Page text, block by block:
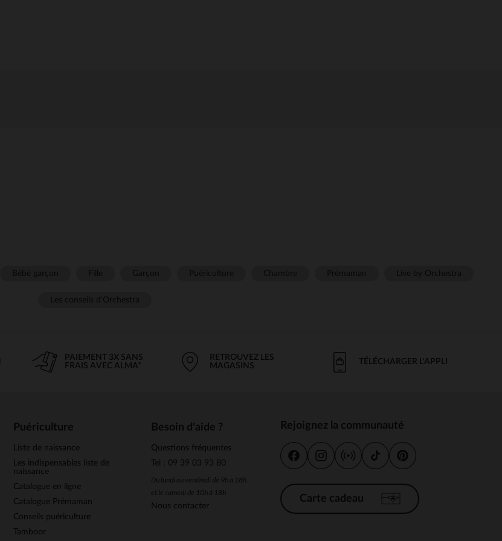
PAIEMENT 3X SANS
FRAIS AVEC ALMA*
RETROUVEZ LES
MAGASINS
TÉLÉCHARGER L'APPLI
Puériculture
Liste de naissance
Les indispensables liste de
naissance
Catalogue en ligne
Catalogue Prémaman
Conseils puériculture
Tamboor
Besoin d'aide ?
Questions fréquentes
Tel : 09 39 03 93 80
Du lundi au vendredi de 9h à 18h
et le samedi de 10h à 18h
Nous contacter
Rejoignez la communauté
Carte cadeau